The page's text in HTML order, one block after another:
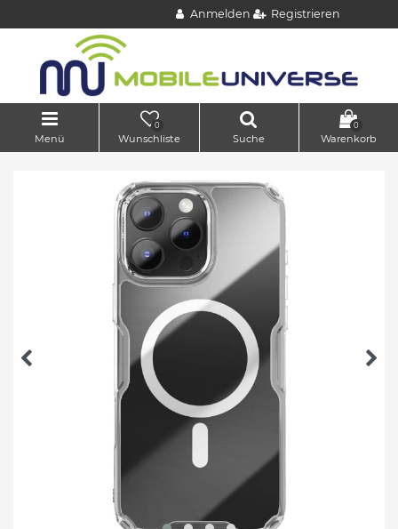
Anmelden Registrieren
Menü
0
Wunschliste Suche
0
Warenkorb